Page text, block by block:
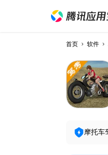
首页 软件
摩托车